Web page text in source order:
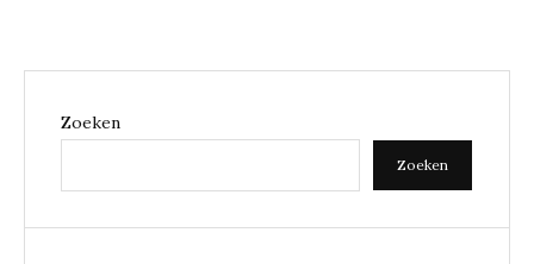
Zoeken
Zoeken